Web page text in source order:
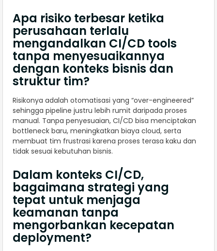
Apa risiko terbesar ketika
perusahaan terlalu
mengandalkan CI/CD tools
tanpa menyesuaikannya
dengan konteks bisnis dan
struktur tim?
Risikonya adalah otomatisasi yang “over-engineered”
sehingga pipeline justru lebih rumit daripada proses
manual. Tanpa penyesuaian, CI/CD bisa menciptakan
bottleneck baru, meningkatkan biaya cloud, serta
membuat tim frustrasi karena proses terasa kaku dan
tidak sesuai kebutuhan bisnis.
Dalam konteks CI/CD,
bagaimana strategi yang
tepat untuk menjaga
keamanan tanpa
mengorbankan kecepatan
deployment?